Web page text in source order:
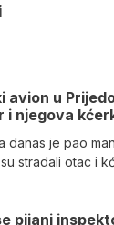
avion u
njegova
danas je pao
stradali otac i
pijani